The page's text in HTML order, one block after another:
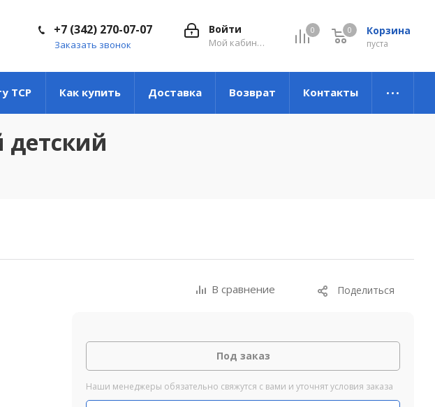
0 Корзина
0
пуста
0
Войти
Мой кабинет
+7 (342) 270-07-07
Заказать звонок
ТСР Как купить Доставка Возврат Контакты
детский
В сравнение Поделиться
Под заказ
Наши менеджеры обязательно свяжутся с вами и уточнят условия заказа